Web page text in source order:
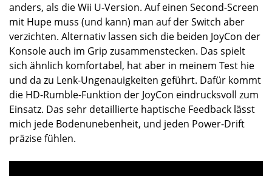
anders, als die Wii U-Version. Auf einen Second-Screen
mit Hupe muss (und kann) man auf der Switch aber
verzichten. Alternativ lassen sich die beiden JoyCon der
Konsole auch im Grip zusammenstecken. Das spielt
sich ähnlich komfortabel, hat aber in meinem Test hie
und da zu Lenk-Ungenauigkeiten geführt. Dafür kommt
die HD-Rumble-Funktion der JoyCon eindrucksvoll zum
Einsatz. Das sehr detaillierte haptische Feedback lässt
mich jede Bodenunebenheit, und jeden Power-Drift
präzise fühlen.